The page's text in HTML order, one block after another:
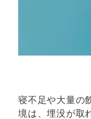
寝不足や大量の
境は、埋没が取